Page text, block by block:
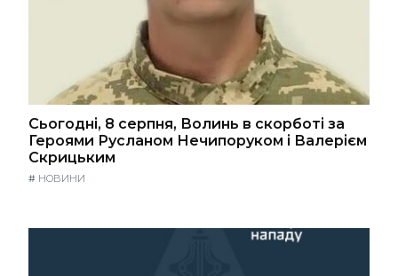
Сьогодні, 8 серпня, Волинь в скорботі за
Героями Русланом Нечипоруком і Валерієм
Скрицьким
# НОВИНИ